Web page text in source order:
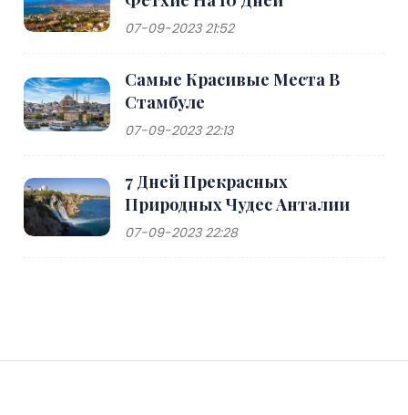
07-09-2023 21:52
Самые Красивые Места В
Стамбуле
07-09-2023 22:13
7 Дней Прекрасных
Природных Чудес Анталии
07-09-2023 22:28